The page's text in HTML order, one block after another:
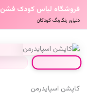
فروشگاه لباس کودک فشن
دنیای رنگارنگ کودکان
کاپشن اسپایدرمن